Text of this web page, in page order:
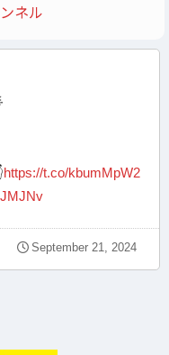
ネル
https://t.co/kbumMpW2
September 21, 2024